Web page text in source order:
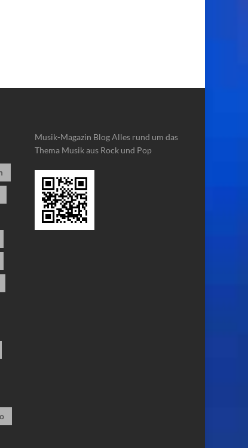
Musik-Magazin BlogAlles rund um das
Thema Musik aus Rock und Pop